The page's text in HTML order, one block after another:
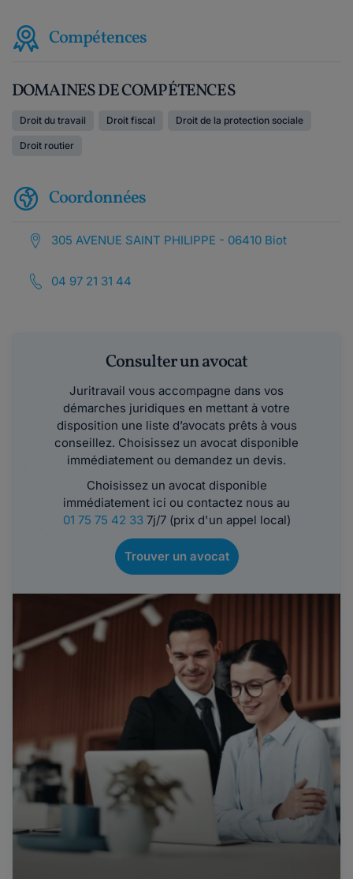
Compétences
DOMAINES DE COMPÉTENCES
Droit du travail Droit fiscal Droit de la protection sociale
Droit routier
Coordonnées
305 AVENUE SAINT PHILIPPE - 06410 Biot
04 97 21 31 44
Consulter un avocat
Juritravail vous accompagne dans vos
démarches juridiques en mettant à votre
disposition une liste d’avocats prêts à vous
conseillez. Choisissez un avocat disponible
immédiatement ou demandez un devis.
Choisissez un avocat disponible
immédiatement ici ou contactez nous au
01 75 75 42 337j/7 (prix d'un appel local)
Trouver un avocat